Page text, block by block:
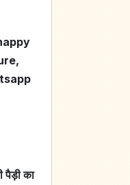
पैड़ी का